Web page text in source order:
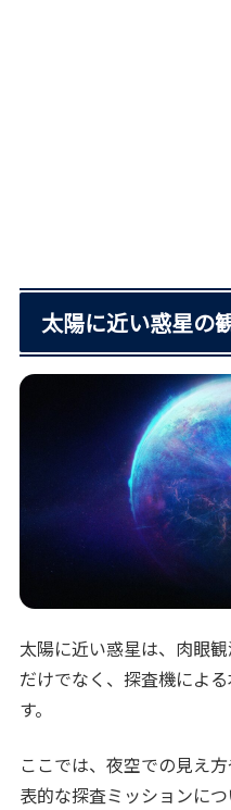
太陽に近い惑星の
太陽に近い惑星は、肉眼
だけでなく、探査機によ
す。
ここでは、夜空での見え
表的な探査ミッションにつ